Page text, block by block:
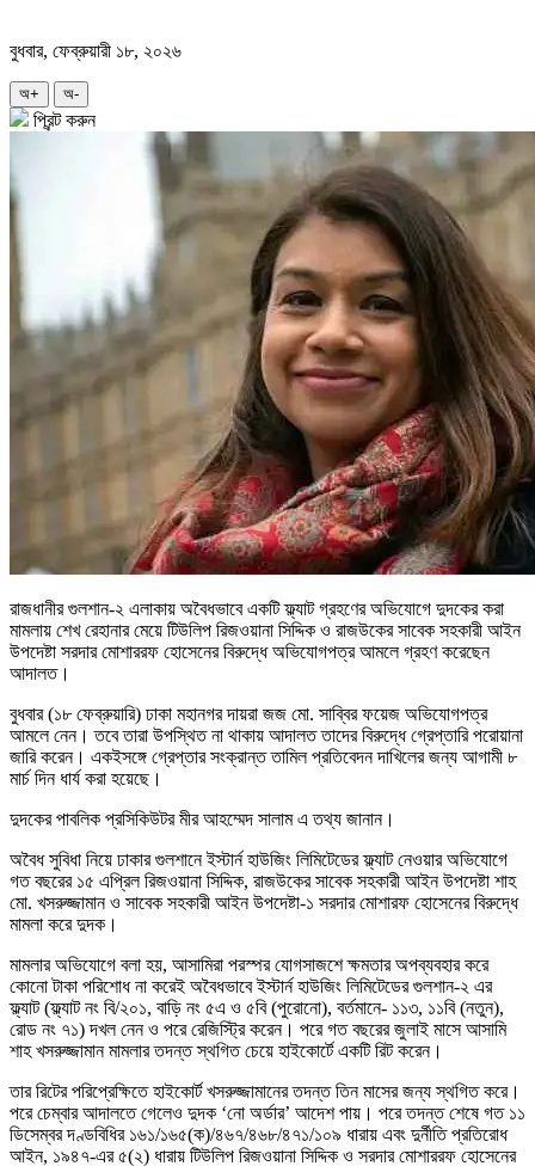
বুধবার, ফেব্রুয়ারী ১৮, ২০২৬
অ+ অ-
প্রিন্ট করুন
রাজধানীর গুলশান-২ এলাকায় অবৈধভাবে একটি ফ্ল্যাট গ্রহণের অভিযোগে দুদকের করা
মামলায় শেখ রেহানার মেয়ে টিউলিপ রিজওয়ানা সিদ্দিক ও রাজউকের সাবেক সহকারী আইন
উপদেষ্টা সরদার মোশাররফ হোসেনের বিরুদ্ধে অভিযোগপত্র আমলে গ্রহণ করেছেন
আদালত।
বুধবার (১৮ ফেব্রুয়ারি) ঢাকা মহানগর দায়রা জজ মো. সাব্বির ফয়েজ অভিযোগপত্র
আমলে নেন। তবে তারা উপস্থিত না থাকায় আদালত তাদের বিরুদ্ধে গ্রেপ্তারি পরোয়ানা
জারি করেন। একইসঙ্গে গ্রেপ্তার সংক্রান্ত তামিল প্রতিবেদন দাখিলের জন্য আগামী ৮
মার্চ দিন ধার্য করা হয়েছে।
দুদকের পাবলিক প্রসিকিউটর মীর আহম্মেদ সালাম এ তথ্য জানান।
অবৈধ সুবিধা নিয়ে ঢাকার গুলশানে ইস্টার্ন হাউজিং লিমিটেডের ফ্ল্যাট নেওয়ার অভিযোগে
গত বছরের ১৫ এপ্রিল রিজওয়ানা সিদ্দিক, রাজউকের সাবেক সহকারী আইন উপদেষ্টা শাহ
মো. খসরুজ্জামান ও সাবেক সহকারী আইন উপদেষ্টা-১ সরদার মোশারফ হোসেনের বিরুদ্ধে
মামলা করে দুদক।
মামলার অভিযোগে বলা হয়, আসামিরা পরস্পর যোগসাজশে ক্ষমতার অপব্যবহার করে
কোনো টাকা পরিশোধ না করেই অবৈধভাবে ইস্টার্ন হাউজিং লিমিটেডের গুলশান-২ এর
ফ্ল্যাট (ফ্ল্যাট নং বি/২০১, বাড়ি নং ৫এ ও ৫বি (পুরোনো), বর্তমানে- ১১৩, ১১বি (নতুন),
রোড নং ৭১) দখল নেন ও পরে রেজিস্ট্রি করেন। পরে গত বছরের জুলাই মাসে আসামি
শাহ খসরুজ্জামান মামলার তদন্ত স্থগিত চেয়ে হাইকোর্টে একটি রিট করেন।
তার রিটের পরিপ্রেক্ষিতে হাইকোর্ট খসরুজ্জামানের তদন্ত তিন মাসের জন্য স্থগিত করে।
পরে চেম্বার আদালতে গেলেও দুদক ‘নো অর্ডার’ আদেশ পায়। পরে তদন্ত শেষে গত ১১
ডিসেম্বর দণ্ডবিধির ১৬১/১৬৫(ক)/৪৬৭/৪৬৮/৪৭১/১০৯ ধারায় এবং দুর্নীতি প্রতিরোধ
আইন, ১৯৪৭-এর ৫(২) ধারায় টিউলিপ রিজওয়ানা সিদ্দিক ও সরদার মোশাররফ হোসেনের